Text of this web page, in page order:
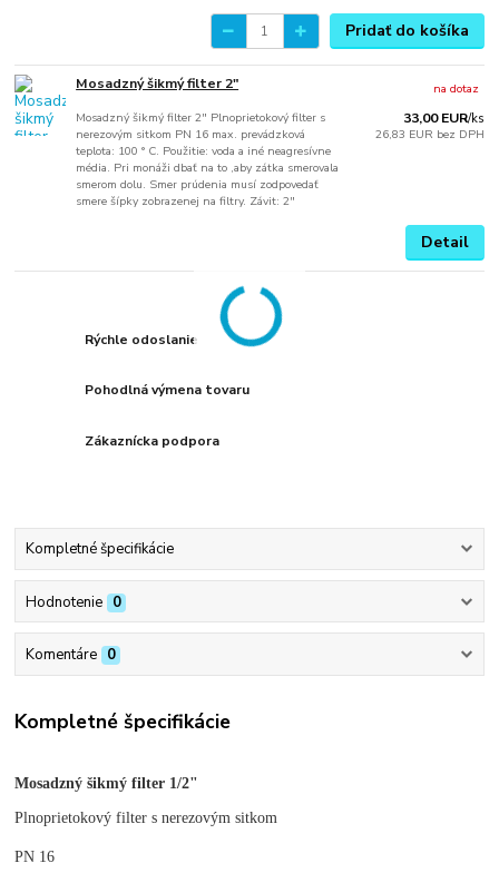
Pridať do košíka
Mosadzný šikmý filter 2"
Mosadzný šikmý filter 2" Plnoprietokový filter s
nerezovým sitkom PN 16 max. prevádzková
teplota: 100 ° C. Použitie: voda a iné neagresívne
média. Pri monáži dbať na to ,aby zátka smerovala
smerom dolu. Smer prúdenia musí zodpovedať
smere šípky zobrazenej na filtry. Závit: 2"
33,00 EUR/ks
26,83 EUR bez DPH
na dotaz
Detail
Rýchle odoslanie
Pohodlná výmena tovaru
Zákaznícka podpora
Kompletné špecifikácie
Hodnotenie 0
Komentáre 0
Kompletné špecifikácie
Mosadzný šikmý filter 1/2"
Plnoprietokový filter s nerezovým sitkom
PN 16